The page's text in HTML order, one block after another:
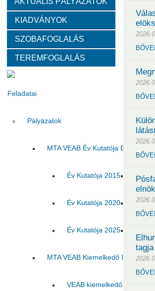
Szervezeti felépítése
Választott vezetők Akadémikusok
Tanácskozási jogú tagok
Feladatai
Pályázatok
MTA VEAB Év Kutatója Díj
Év Kutatója 2015 Év
Év Kutatója 2020 Év
Év Kutatója 2025
MTA VEAB Kiemelkedő Ifjú
VEAB kiemelkedő ifjú
KIADVÁNYOK
SZOBAFOGLALÁS
TEREMFOGLALÁS
tagja